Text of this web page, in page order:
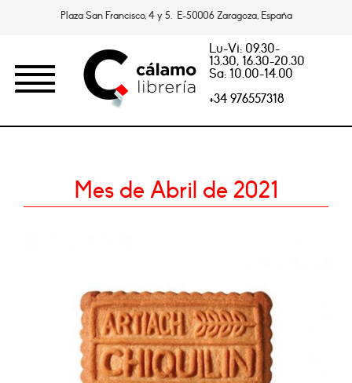
Plaza San Francisco, 4 y 5. E-50006 Zaragoza, España
Lu-Vi: 09.30-
13.30, 16.30-20.30
Sa: 10.00-14.00
+34 976557318
Mes de Abril de 2021